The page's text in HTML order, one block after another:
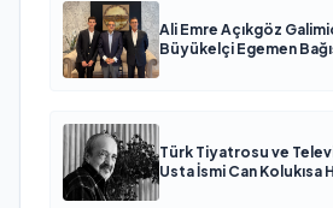
Ali Emre Açıkgöz
Büyükelçi Egemen
Türk Tiyatrosu ve
Usta İsmi Can Kolukısa